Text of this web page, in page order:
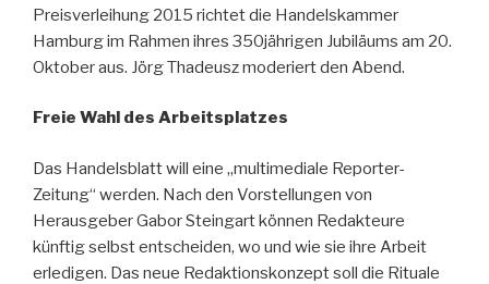
Preisverleihung 2015 richtet die Handelskammer
Hamburg im Rahmen ihres 350jährigen Jubiläums am 20.
Oktober aus. Jörg Thadeusz moderiert den Abend.
Freie Wahl des Arbeitsplatzes
Das Handelsblatt will eine „multimediale Reporter-
Zeitung“ werden. Nach den Vorstellungen von
Herausgeber Gabor Steingart können Redakteure
künftig selbst entscheiden, wo und wie sie ihre Arbeit
erledigen. Das neue Redaktionskonzept soll die Rituale